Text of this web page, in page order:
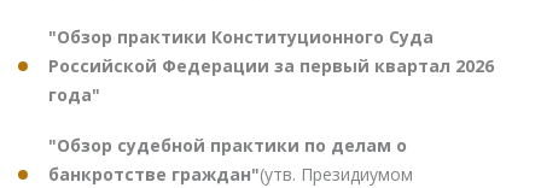
"Обзор практики Конституционного Суда
Российской Федерации за первый квартал 2026
года"
"Обзор судебной практики по делам о
банкротстве граждан"(утв. Президиумом